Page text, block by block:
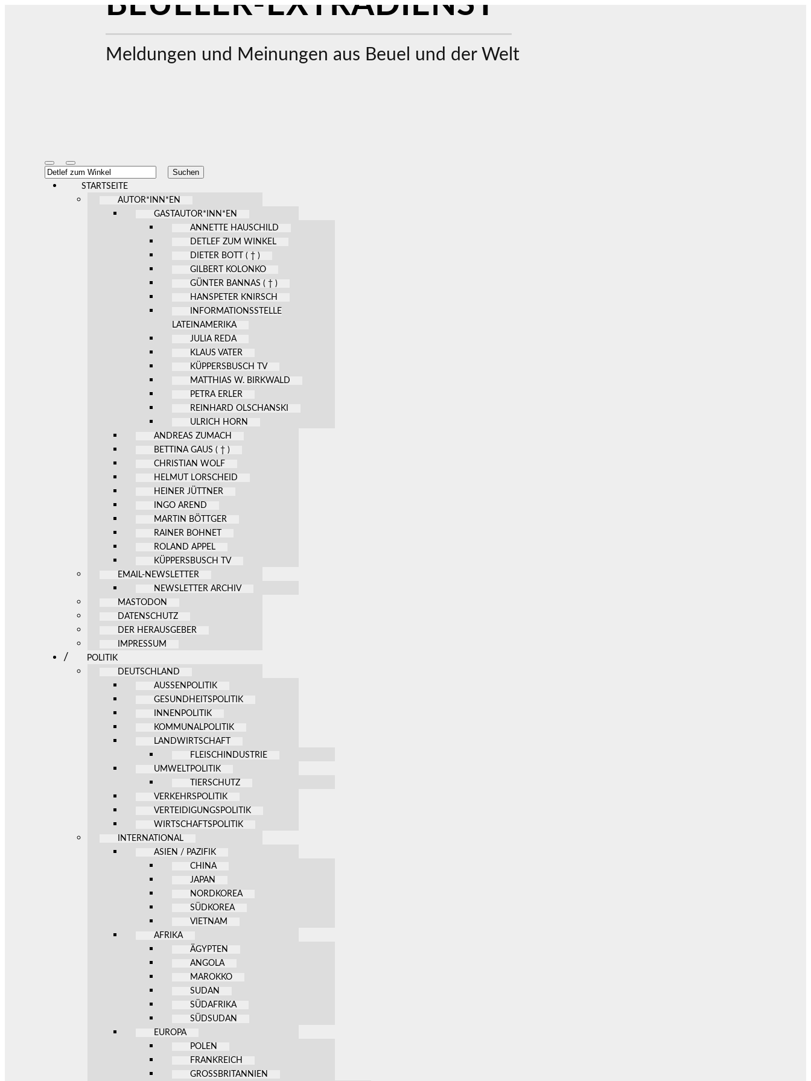
Meldungen und Meinungen aus Beuel und der Welt
Mobile-
Menü
ein-/ausblenden
Suchfeld
ein-/ausblenden
Suchen
nach:
STARTSEITE
AUTOR*INN*EN
GASTAUTOR*INN*EN
ANNETTE HAUSCHILD
DETLEF ZUM WINKEL
DIETER BOTT ( † )
GILBERT KOLONKO
GÜNTER BANNAS ( † )
HANSPETER KNIRSCH
INFORMATIONSSTELLE
LATEINAMERIKA
JULIA REDA
KLAUS VATER
KÜPPERSBUSCH TV
MATTHIAS W. BIRKWALD
PETRA ERLER
REINHARD OLSCHANSKI
ULRICH HORN
ANDREAS ZUMACH
BETTINA GAUS ( † )
CHRISTIAN WOLF
HELMUT LORSCHEID
HEINER JÜTTNER
INGO AREND
MARTIN BÖTTGER
RAINER BOHNET
ROLAND APPEL
KÜPPERSBUSCH TV
EMAIL-NEWSLETTER
NEWSLETTER ARCHIV
MASTODON
DATENSCHUTZ
DER HERAUSGEBER
IMPRESSUM
POLITIK
DEUTSCHLAND
AUSSENPOLITIK
GESUNDHEITSPOLITIK
INNENPOLITIK
KOMMUNALPOLITIK
LANDWIRTSCHAFT
FLEISCHINDUSTRIE
UMWELTPOLITIK
TIERSCHUTZ
VERKEHRSPOLITIK
VERTEIDIGUNGSPOLITIK
WIRTSCHAFTSPOLITIK
INTERNATIONAL
ASIEN / PAZIFIK
CHINA
JAPAN
NORDKOREA
SÜDKOREA
VIETNAM
AFRIKA
ÄGYPTEN
ANGOLA
MAROKKO
SUDAN
SÜDAFRIKA
SÜDSUDAN
EUROPA
POLEN
FRANKREICH
GROSSBRITANNIEN